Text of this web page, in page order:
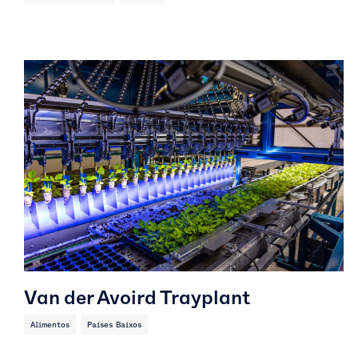
Van der Avoird Trayplant
Alimentos Países Baixos